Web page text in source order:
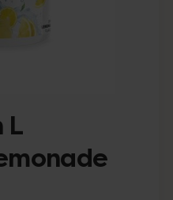
L